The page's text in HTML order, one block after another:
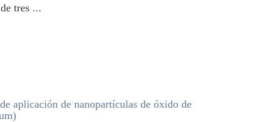
tres ...
aplicación de nanopartículas de óxido de